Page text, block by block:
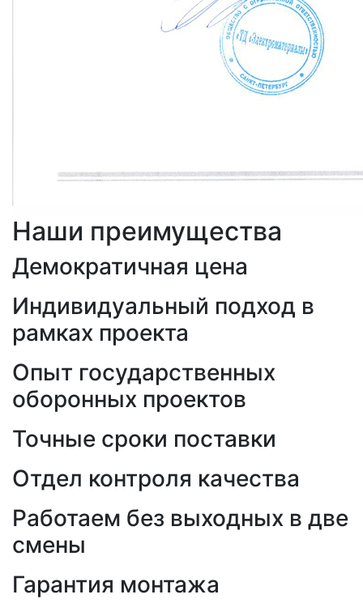
Наши преимущества
Демократичная цена
Индивидуальный подход в
рамках проекта
Опыт государственных
оборонных проектов
Точные сроки поставки
Отдел контроля качества
Работаем без выходных в две
смены
Гарантия монтажа